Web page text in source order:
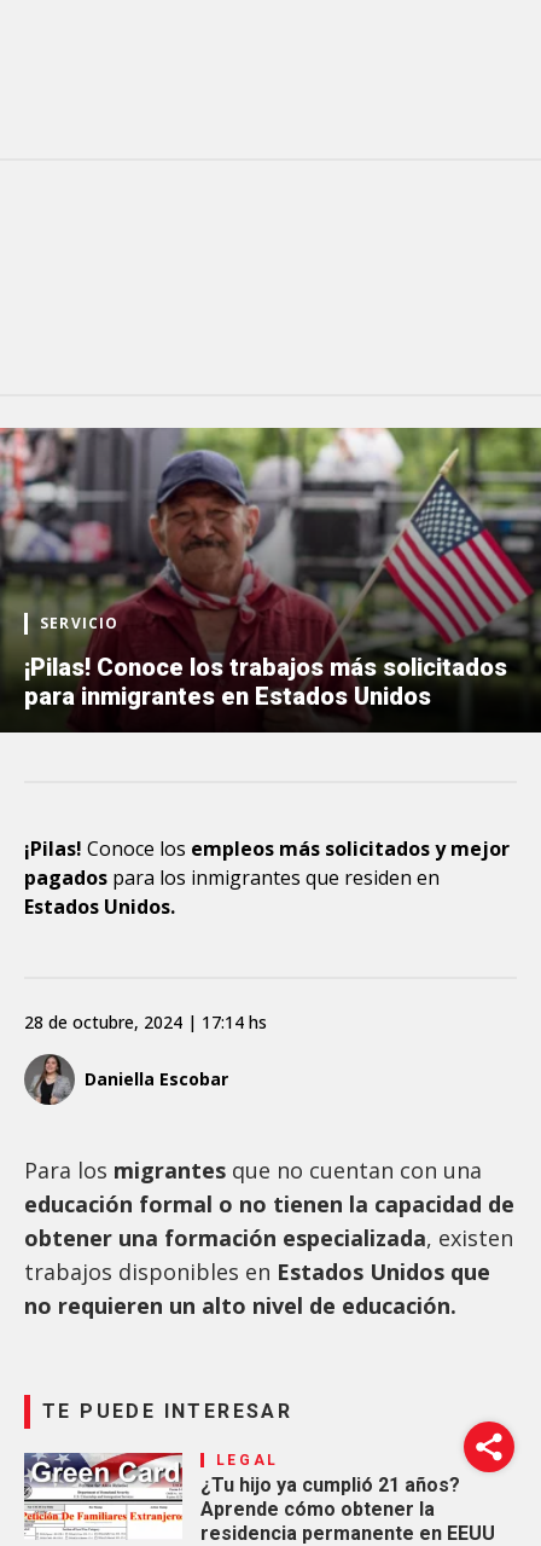
SERVICIO
¡Pilas! Conoce los trabajos más solicitados
para inmigrantes en Estados Unidos
¡Pilas! Conoce los empleos más solicitados y mejor
pagados para los inmigrantes que residen en
Estados Unidos.
Daniella Escobar
28 de octubre, 2024 | 17:14 hs
Para los migrantes que no cuentan con una
educación formal o no tienen la capacidad de
obtener una formación especializada, existen
trabajos disponibles en Estados Unidos que
no requieren un alto nivel de educación.
TE PUEDE INTERESAR
LEGAL
¿Tu hijo ya cumplió 21 años?
Aprende cómo obtener la
residencia permanente en EEUU